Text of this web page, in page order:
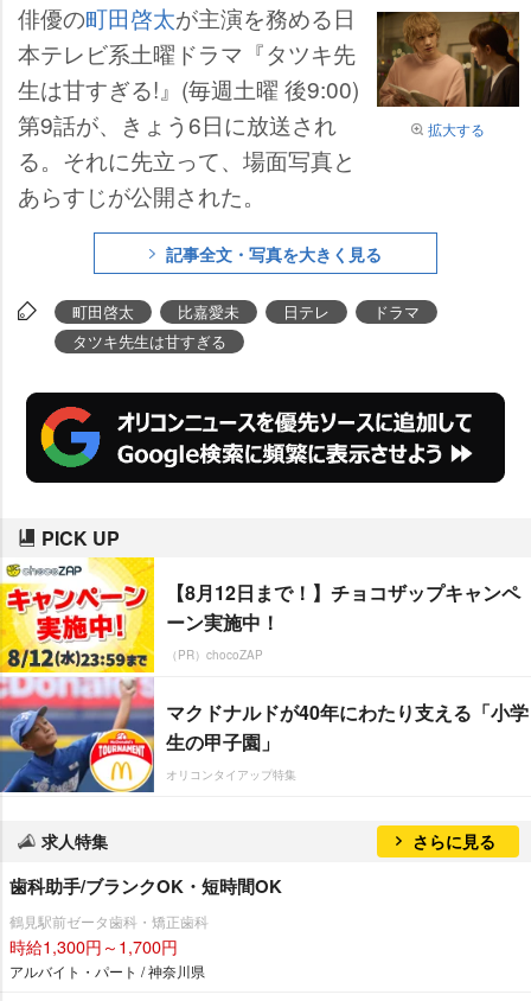
拡大する
俳優の町田啓太が主演を務める日
本テレビ系土曜ドラマ『タツキ先
生は甘すぎる!』(毎週土曜 後9:00)
第9話が、きょう6日に放送され
る。それに先立って、場面写真と
あらすじが公開された。
記事全文・写真を大きく見る
町田啓太 比嘉愛未 日テレ
ドラマ
タツキ先生は甘すぎる
PICK UP
【8月12日まで！】チョコザップキャンペ
ーン実施中！
（PR）chocoZAP
マクドナルドが40年にわたり支える「小学
生の甲子園」
オリコンタイアップ特集
求人特集 さらに見る
歯科助手/ブランクOK・短時間OK
鶴見駅前ゼータ歯科・矯正歯科
時給1,300円～1,700円
アルバイト・パート / 神奈川県